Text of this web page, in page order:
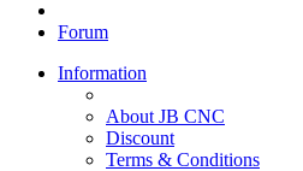
Forum
Information
About JB CNC
Discount
Terms & Conditions